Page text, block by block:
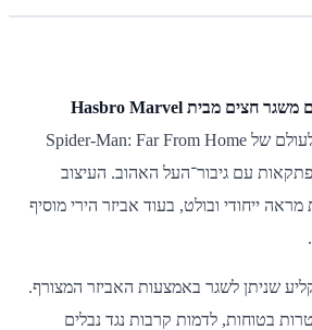
מאפשרת לילדים להיכנס לעולם של Spider-Man: Far From Home
עם גיבור־העל האהוב. העיצוב
ייחודי ובולט, בעוד אביזר הירי מוסיף
שניתן לשגר באמצעות האביזר המצורף.
בטוחות, לדמות קרבות נגד נבלים